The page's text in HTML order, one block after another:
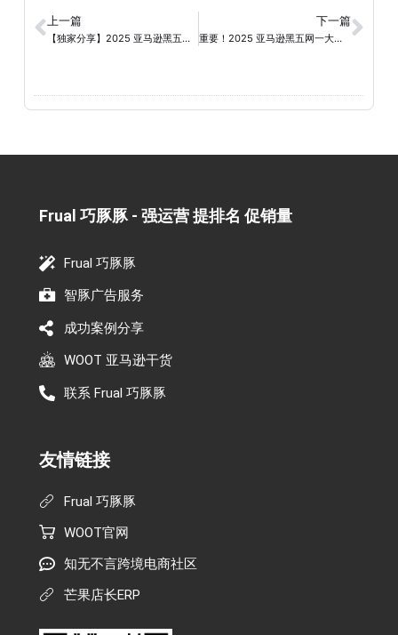
上一篇
【独家分享】2025 亚马逊黑五网一多元化打法
下一篇
重要！2025 亚马逊黑五网一大促 WOOT 提报注意事项！
Frual 巧豚豚 - 强运营 提排名 促销量​
Frual 巧豚豚
智豚广告服务
成功案例分享
WOOT 亚马逊干货
联系 Frual 巧豚豚
友情链接
Frual 巧豚豚
WOOT官网
知无不言跨境电商社区
芒果店长ERP